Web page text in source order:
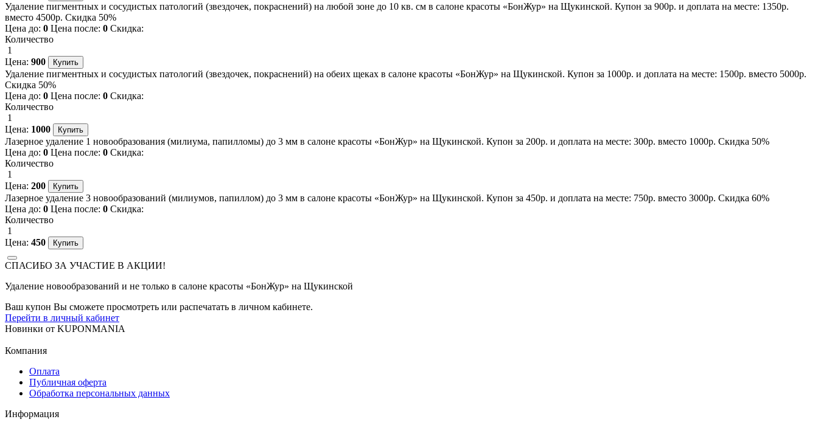
Удаление пигментных и сосудистых патологий (звездочек, покраснений) на любой зоне до 10 кв. см в салоне красоты «БонЖур» на Щукинской. Купон за 900р. и доплата на месте: 1350р.
вместо 4500р. Скидка 50%
Цена до: 0 Цена после: 0 Скидка:
Количество
1
Цена: 900
Удаление пигментных и сосудистых патологий (звездочек, покраснений) на обеих щеках в салоне красоты «БонЖур» на Щукинской. Купон за 1000р. и доплата на месте: 1500р. вместо 5000р.
Скидка 50%
Цена до: 0 Цена после: 0 Скидка:
Количество
1
Цена: 1000
Лазерное удаление 1 новообразования (милиума, папилломы) до 3 мм в салоне красоты «БонЖур» на Щукинской. Купон за 200р. и доплата на месте: 300р. вместо 1000р. Скидка 50%
Цена до: 0 Цена после: 0 Скидка:
Количество
1
Цена: 200
Лазерное удаление 3 новообразований (милиумов, папиллом) до 3 мм в салоне красоты «БонЖур» на Щукинской. Купон за 450р. и доплата на месте: 750р. вместо 3000р. Скидка 60%
Цена до: 0 Цена после: 0 Скидка:
Количество
1
Цена: 450
СПАСИБО ЗА УЧАСТИЕ В АКЦИИ!
Удаление новообразований и не только в салоне красоты «БонЖур» на Щукинской
Ваш купон Вы сможете просмотреть или распечатать в личном кабинете.
Перейти в личный кабинет
Новинки от KUPONMANIA
Компания
Оплата
Публичная оферта
Обработка персональных данных
Информация